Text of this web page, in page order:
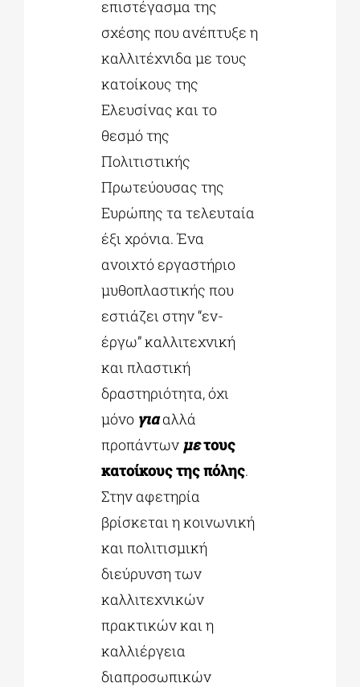
επιστέγασμα της
σχέσης που ανέπτυξε η
καλλιτέχνιδα με τους
κατοίκους της
Ελευσίνας και το
θεσμό της
Πολιτιστικής
Πρωτεύουσας της
Ευρώπης τα τελευταία
έξι χρόνια. Ένα
ανοιχτό εργαστήριο
μυθοπλαστικής που
εστιάζει στην “εν-
έργω” καλλιτεχνική
και πλαστική
δραστηριότητα, όχι
μόνο γιααλλά
προπάντων μετους
κατοίκους της πόλης.
Στην αφετηρία
βρίσκεται η κοινωνική
και πολιτισμική
διεύρυνση των
καλλιτεχνικών
πρακτικών και η
καλλιέργεια
διαπροσωπικών